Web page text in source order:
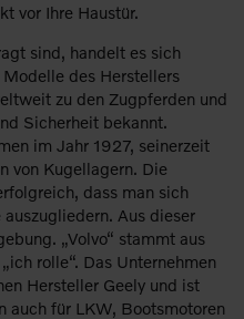
vor Ihre Haustür.
sind, handelt es sich
des Herstellers
zu den Zugpferden und
Sicherheit bekannt.
im Jahr 1927, seinerzeit
von Kugellagern. Die
dass man sich
Aus dieser
„Volvo“ stammt aus
rolle“. Das Unternehmen
Hersteller Geely und ist
auch für LKW, Bootsmotoren